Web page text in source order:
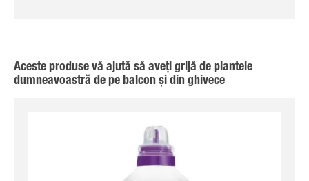
Aceste produse vă ajută să aveți grijă de plantele
dumneavoastră de pe balcon și din ghivece